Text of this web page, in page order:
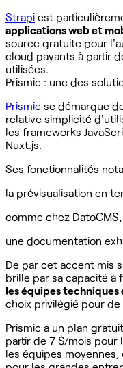
Strapi est
applications web et
source gratuite pour
cloud payants à partir
utilisées.
Prismic : une des
Prismic se démarque
relative simplicité
les frameworks
Nuxt.js.
Ses fonctionnalités
la prévisualisation en
comme chez
une documentation
De par cet accent mis
brille par sa capacité à
les équipes
choix privilégié pour
Prismic a un plan
partir de 7 $/mois pour
les équipes